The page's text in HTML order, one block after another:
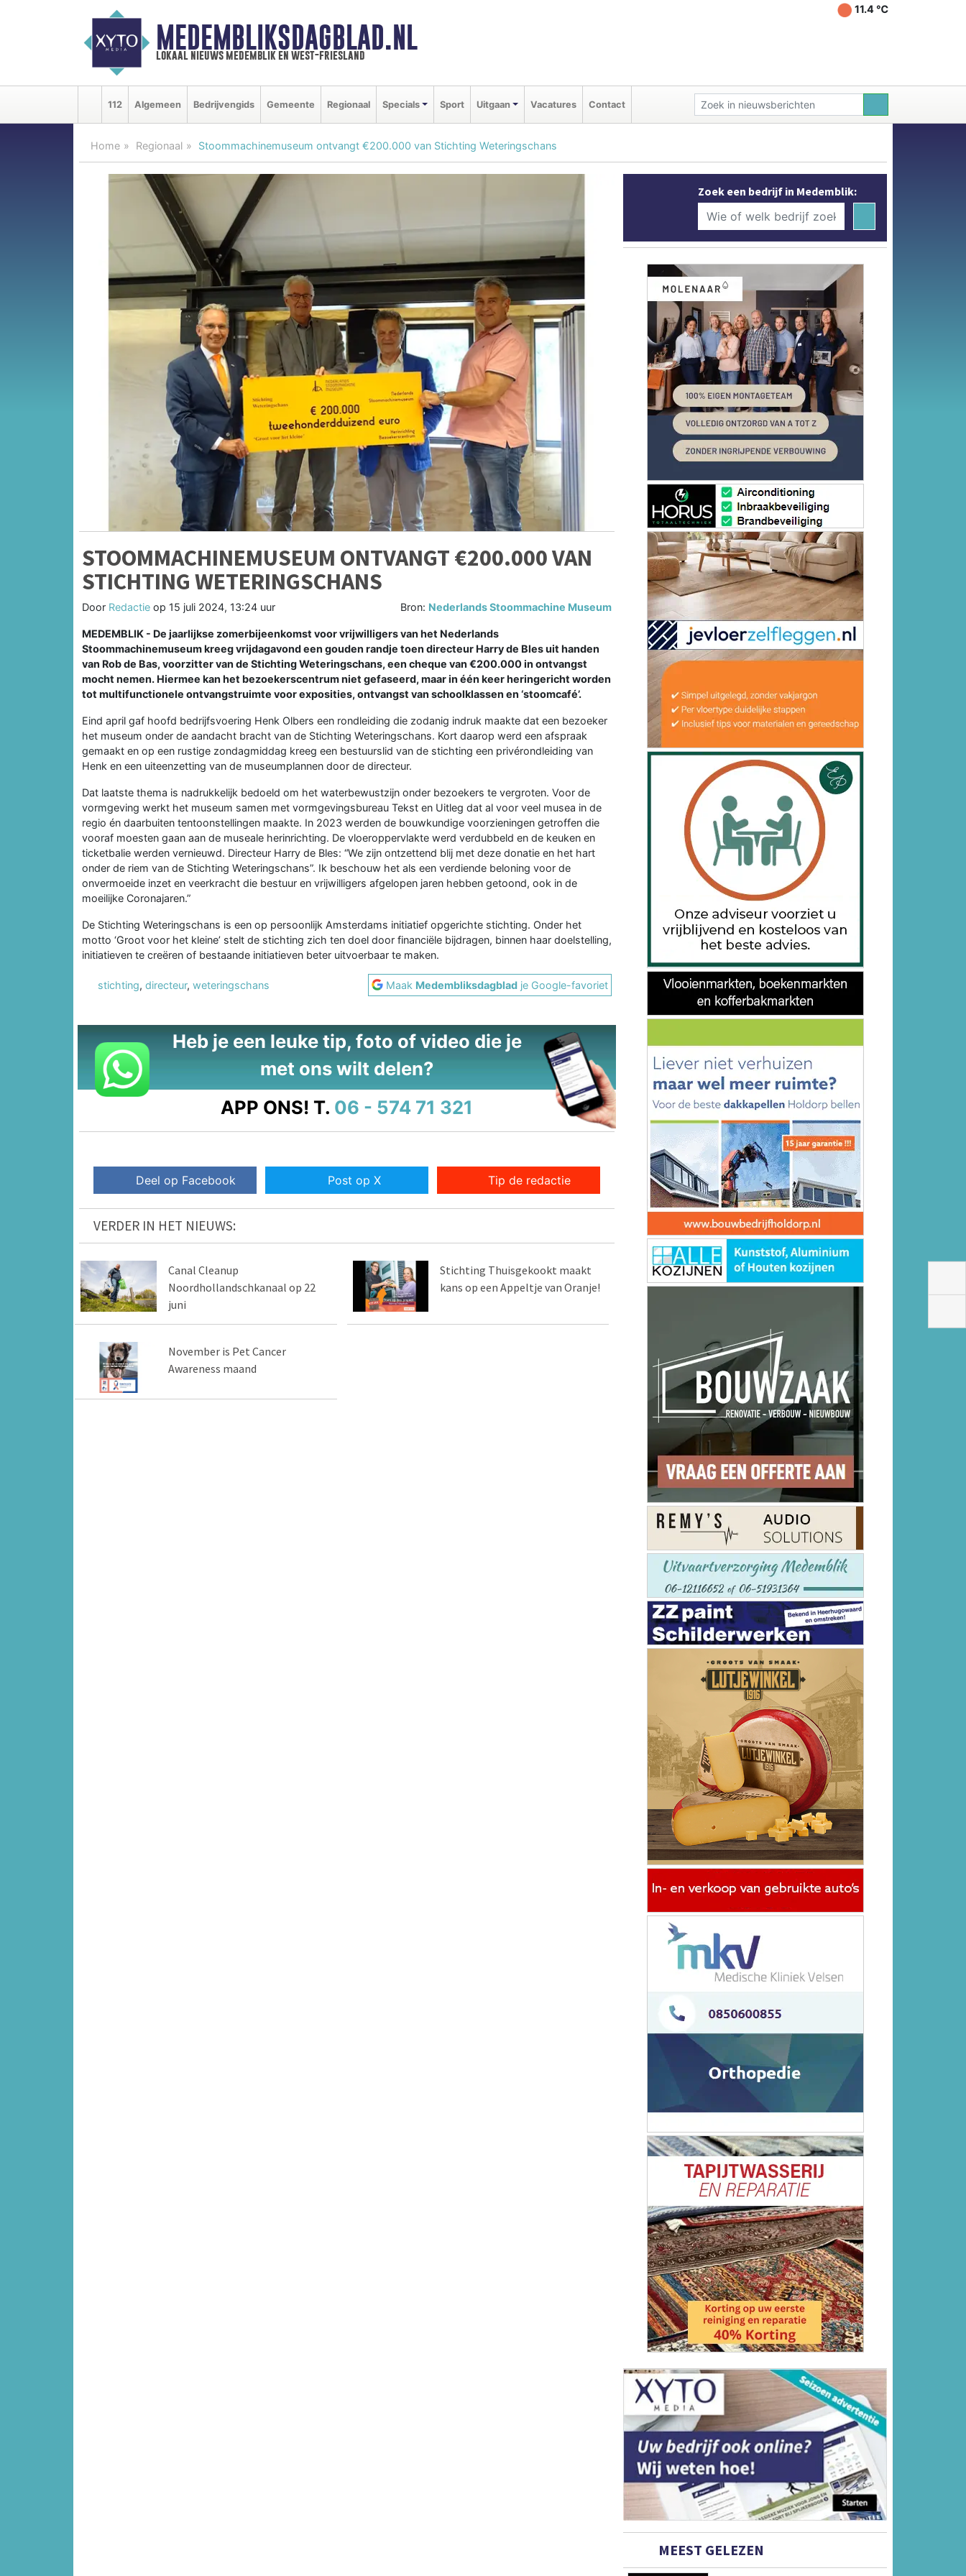
MEDEMBLIKSDAGBLAD.NL
lokaal nieuws medemblik en west-friesland
11.4 ℃
112 Algemeen Bedrijvengids Gemeente Regionaal Specials Sport Uitgaan Vacatures Contact
Home Regionaal Stoommachinemuseum ontvangt €200.000 van Stichting Weteringschans
STOOMMACHINEMUSEUM ONTVANGT €200.000 VAN
STICHTING WETERINGSCHANS
Door Redactie op 15 juli 2024, 13:24 uur Bron: Nederlands Stoommachine Museum
MEDEMBLIK - De jaarlijkse zomerbijeenkomst voor vrijwilligers van het Nederlands
Stoommachinemuseum kreeg vrijdagavond een gouden randje toen directeur Harry de Bles uit handen
van Rob de Bas, voorzitter van de Stichting Weteringschans, een cheque van €200.000 in ontvangst
mocht nemen. Hiermee kan het bezoekerscentrum niet gefaseerd, maar in één keer heringericht worden
tot multifunctionele ontvangstruimte voor exposities, ontvangst van schoolklassen en ‘stoomcafé’.
Eind april gaf hoofd bedrijfsvoering Henk Olbers een rondleiding die zodanig indruk maakte dat een bezoeker
het museum onder de aandacht bracht van de Stichting Weteringschans. Kort daarop werd een afspraak
gemaakt en op een rustige zondagmiddag kreeg een bestuurslid van de stichting een privérondleiding van
Henk en een uiteenzetting van de museumplannen door de directeur.
Dat laatste thema is nadrukkelijk bedoeld om het waterbewustzijn onder bezoekers te vergroten. Voor de
vormgeving werkt het museum samen met vormgevingsbureau Tekst en Uitleg dat al voor veel musea in de
regio én daarbuiten tentoonstellingen maakte. In 2023 werden de bouwkundige voorzieningen getroffen die
vooraf moesten gaan aan de museale herinrichting. De vloeroppervlakte werd verdubbeld en de keuken en
ticketbalie werden vernieuwd. Directeur Harry de Bles: “We zijn ontzettend blij met deze donatie en het hart
onder de riem van de Stichting Weteringschans”. Ik beschouw het als een verdiende beloning voor de
onvermoeide inzet en veerkracht die bestuur en vrijwilligers afgelopen jaren hebben getoond, ook in de
moeilijke Coronajaren.”
De Stichting Weteringschans is een op persoonlijk Amsterdams initiatief opgerichte stichting. Onder het
motto ‘Groot voor het kleine’ stelt de stichting zich ten doel door financiële bijdragen, binnen haar doelstelling,
initiatieven te creëren of bestaande initiatieven beter uitvoerbaar te maken.
stichting, directeur, weteringschans Maak Medembliksdagblad je Google-favoriet
Heb je een leuke tip, foto of video die je
met ons wilt delen?
APP ONS! T. 06 - 574 71 321
Deel op Facebook Post op X Tip de redactie
VERDER IN HET NIEUWS:
Canal Cleanup
Noordhollandschkanaal op 22
juni
Stichting Thuisgekookt maakt
kans op een Appeltje van Oranje!
November is Pet Cancer
Awareness maand
Zoek een bedrijf in Medemblik:
MEEST GELEZEN